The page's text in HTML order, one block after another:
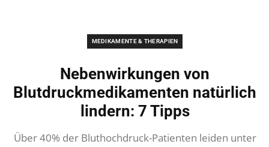
MEDIKAMENTE & THERAPIEN
Nebenwirkungen von
Blutdruckmedikamenten natürlich
lindern: 7 Tipps
Über 40% der Bluthochdruck-Patienten leiden unter